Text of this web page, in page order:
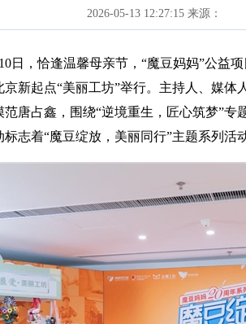
2026-05-13 12:27:15 来源：
，恰逢温馨母亲节，“魔豆妈妈”公益项
新起点“美丽工坊”举行。主持人、媒体
范唐占鑫，围绕“逆境重生，匠心筑梦”专
标志着“魔豆绽放，美丽同行”主题系列活